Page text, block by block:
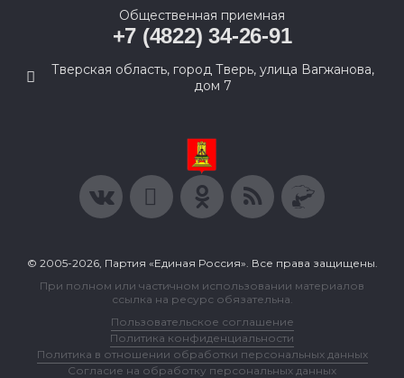
Общественная приемная
+7 (4822) 34-26-91
Тверская область, город Тверь, улица Вагжанова,
дом 7
© 2005-2026, Партия «Единая Россия». Все права защищены.
При полном или частичном использовании материалов
ссылка на ресурс обязательна.
Пользовательское соглашение
Политика конфиденциальности
Политика в отношении обработки персональных данных
Согласие на обработку персональных данных